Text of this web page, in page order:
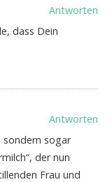
Antworten
dass Dein
Antworten
sondern sogar
der nun
Frau und